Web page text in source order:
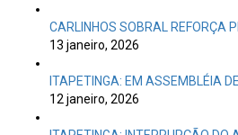
CARLINHOS SOBRAL REFORÇA
13 janeiro, 2026
ITAPETINGA: EM ASSEMBLÉIA
12 janeiro, 2026